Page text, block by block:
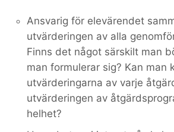
Ansvarig för elevärendet
utvärderingen av alla
Finns det något särskilt man
man formulerar sig? Kan man
utvärderingarna av varje
utvärderingen av
helhet?